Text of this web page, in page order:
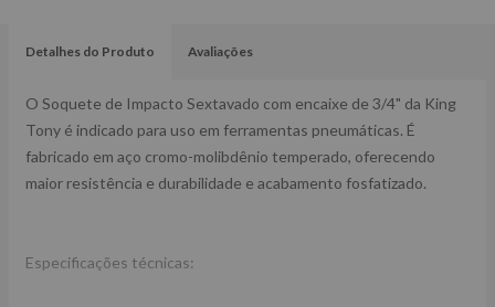
Detalhes do Produto Avaliações
O Soquete de Impacto Sextavado com encaixe de 3/4" da King
Tony é indicado para uso em ferramentas pneumáticas. É
fabricado em aço cromo-molibdênio temperado, oferecendo
maior resistência e durabilidade e acabamento fosfatizado.
Especificações técnicas: